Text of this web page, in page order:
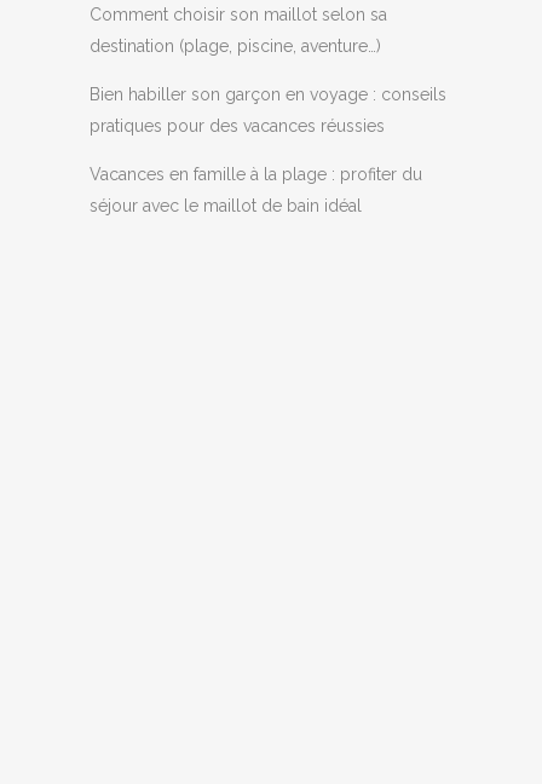
Comment choisir son maillot selon sa
destination (plage, piscine, aventure…)
Bien habiller son garçon en voyage : conseils
pratiques pour des vacances réussies
Vacances en famille à la plage : profiter du
séjour avec le maillot de bain idéal